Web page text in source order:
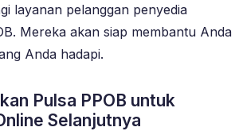
layanan pelanggan penyedia
Mereka akan siap membantu Anda
Anda hadapi.
Pulsa PPOB untuk
Selanjutnya